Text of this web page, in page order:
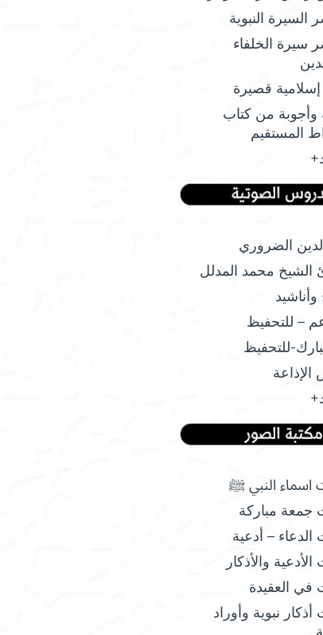
السيرة النبوية
سيرة الخلفاء
إسلامية قصيرة
وأجوبة من كتاب
المستقيم
الضروري
الشيخ محمد المدلل
وأناشيد
– للتحفيظ
للتحفيظ
اسماء النبي ﷺ
جمعة مباركة
الدعاء – أدعية
والأذكار
في العقيدة
أذكار نبوية وأوراد